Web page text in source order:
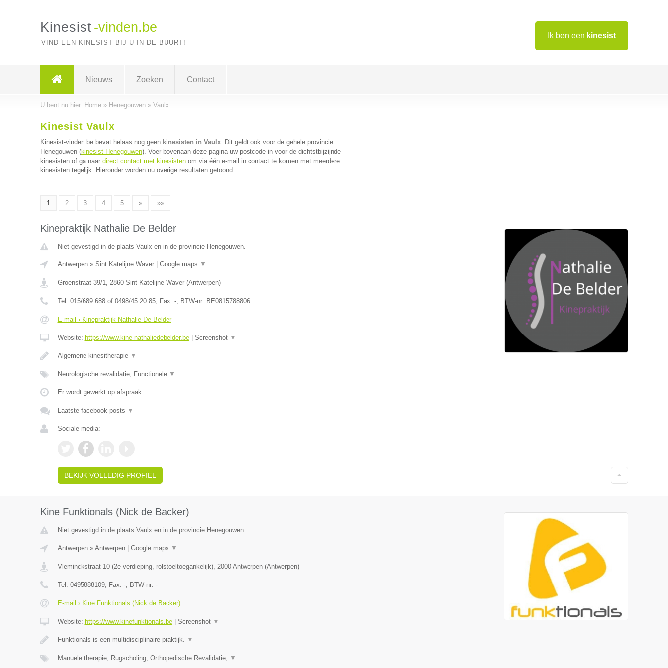
Ik ben een kinesist
Kinesist -vinden.be
VIND EEN KINESIST BIJ U IN DE BUURT!
Nieuws Zoeken Contact
U bent nu hier: Home» Henegouwen» Vaulx
Kinesist Vaulx
Kinesist-vinden.be bevat helaas nog geen kinesisten in Vaulx. Dit geldt ook voor de gehele provincie
Henegouwen (kinesist Henegouwen). Voer bovenaan deze pagina uw postcode in voor de dichtstbijzijnde
kinesisten of ga naar direct contact met kinesistenom via één e-mail in contact te komen met meerdere
kinesisten tegelijk. Hieronder worden nu overige resultaten getoond.
1 2 3 4 5 » »»
Kinepraktijk Nathalie De Belder
Niet gevestigd in de plaats Vaulx en in de provincie Henegouwen.
Antwerpen» Sint Katelijne Waver| Google maps ▼
Groenstraat 39/1, 2860 Sint Katelijne Waver(Antwerpen)
Tel: 015/689.688 of 0498/45.20.85, Fax: -, BTW-nr: BE0815788806
E-mail › Kinepraktijk Nathalie De Belder
Website: https://www.kine-nathaliedebelder.be| Screenshot ▼
Algemene kinesitherapie ▼
Neurologische revalidatie, Functionele ▼
Er wordt gewerkt op afspraak.
Laatste facebook posts ▼
Sociale media:
BEKIJK VOLLEDIG PROFIEL
Kine Funktionals (Nick de Backer)
Niet gevestigd in de plaats Vaulx en in de provincie Henegouwen.
Antwerpen» Antwerpen| Google maps ▼
Vleminckstraat 10 (2e verdieping, rolstoeltoegankelijk), 2000 Antwerpen(Antwerpen)
Tel: 0495888109, Fax: -, BTW-nr: -
E-mail › Kine Funktionals (Nick de Backer)
Website: https://www.kinefunktionals.be| Screenshot ▼
Funktionals is een multidisciplinaire praktijk. ▼
Manuele therapie, Rugscholing, Orthopedische Revalidatie, ▼